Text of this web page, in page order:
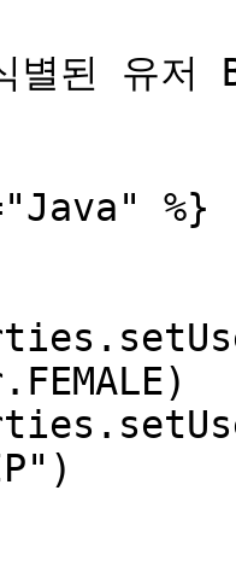
별된 유저
%}